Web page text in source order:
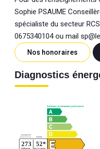
Sophie PSAUME
spécialiste du secteur
0675340104 ou mail
Nos honoraires
Diagnostics